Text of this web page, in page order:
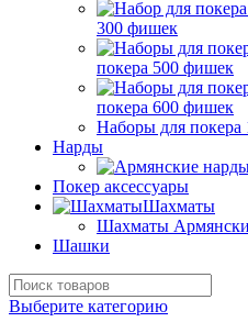
300 фишек
покера 500 фишек
покера 600 фишек
Наборы для
Нарды
Покер аксессуары
Шахматы
Шахматы
Шашки
Выберите категорию